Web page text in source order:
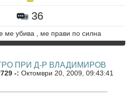
36
ме убива , ме прави по силна
ПРИ Д-Р ВЛАДИМИРОВ
-: Октомври 20, 2009, 09:43:41